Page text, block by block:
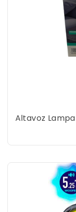
Altavoz